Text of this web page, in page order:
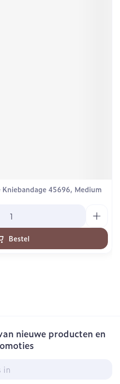
45696, Medium
Bestel
nieuwe producten en